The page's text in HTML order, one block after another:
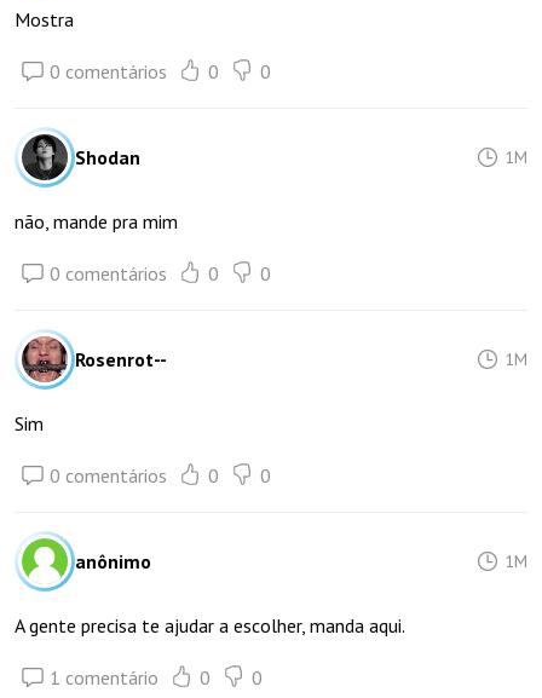
Mostra
0 comentários 0 0
Shodan 1M
não, mande pra mim
0 comentários 0 0
Rosenrot-- 1M
Sim
0 comentários 0 0
anônimo 1M
A gente precisa te ajudar a escolher, manda aqui.
1 comentário 0 0